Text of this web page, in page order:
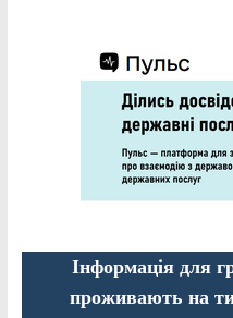
Інформація для
проживають на